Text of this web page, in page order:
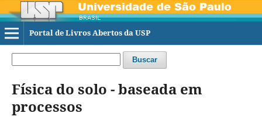
Portal de Livros Abertos da USP
Buscar
Física do solo - baseada em
processos